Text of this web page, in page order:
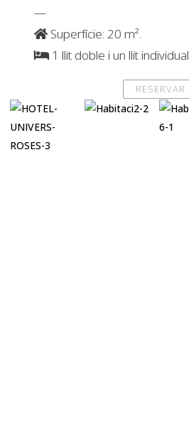
—
Superfície: 20 m².
1 llit doble i un llit individual
RESERVAR